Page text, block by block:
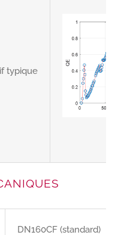
typique
DN160CF (standard)